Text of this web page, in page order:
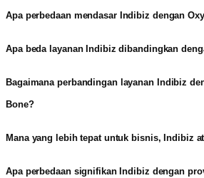
Apa perbedaan mendasar Indibiz dengan
Apa beda layanan Indibiz dibandingkan
Bagaimana perbandingan layanan Indibiz
Bone?
Mana yang lebih tepat untuk bisnis, Indibiz
Apa perbedaan signifikan Indibiz dengan